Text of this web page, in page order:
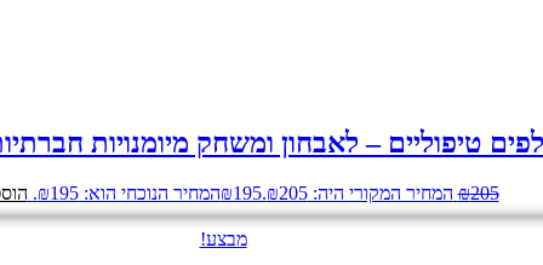
טיפוליים – לאבחון ומשחק מיומנויות
₪205 המחיר המקורי היה: ₪205. ₪195 המחיר הנוכחי הוא: ₪195.
מבצע!